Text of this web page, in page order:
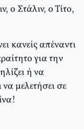
ο Στάλιν, ο Τίτο,
κανείς απέναντι
για την
ή να
μελετήσει σε